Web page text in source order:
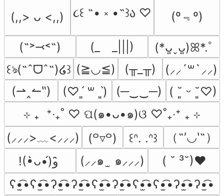
(,,> ᴗ <,,) ૮꒰ ˶• ༝ •˶꒱ა ♡ (º﹃º)
(˶˃⤙˂˶) (_　_|||)
(*ᴗ͈ˬᴗ͈)ꕤ*.ﾟ
꒰ঌ(˶ˆᗜˆ˵)໒꒱ (≧◡≦) (╥_╥)
(⸝⸝´꒳`⸝⸝)
(⇀‸↼‶)
(♡ˊ͈ ꒳ ˋ͈) (─‿‿─)
( ˘͈ ᵕ ˘͈♡)
⊹ ₊  ⁺‧₊˚ ♡ ପ(๑•ᴗ•๑)ଓ ♡˚₊‧⁺ ₊ ⊹
(⸝⸝⸝>﹏<⸝⸝⸝)
(꒪▿꒪) ꒰ᐢ. .ᐢ꒱
（˶′◡‵˶）
(⸝⸝๑  ̫ ๑⸝⸝⸝)
( ˘ ³˘)♥
ʕ•̫͡•ʕ•̫͡•ʔ•̫͡•ʔ•̫͡•ʕ•̫͡•ʔ•̫͡•ʕ•̫͡•ʕ•̫͡•ʔ•̫͡•ʔ•̫͡•